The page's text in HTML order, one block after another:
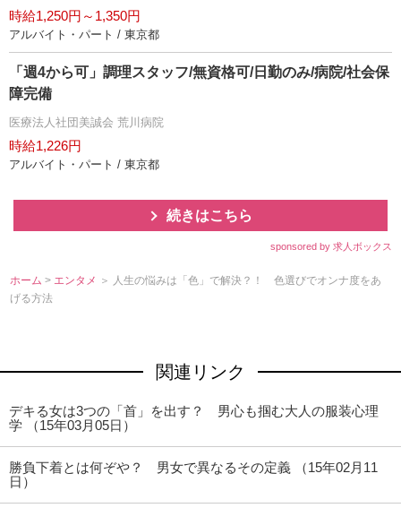
時給1,250円～1,350円
アルバイト・パート / 東京都
「週4から可」調理スタッフ/無資格可/日勤のみ/病院/社会保
障完備
医療法人社団美誠会 荒川病院
時給1,226円
アルバイト・パート / 東京都
続きはこちら
sponsored by 求人ボックス
ホーム > エンタメ ＞ 人生の悩みは「色」で解決？！ 色選びでオンナ度をあ
げる方法
関連リンク
デキる女は3つの「首」を出す？ 男心も掴む大人の服装心理
学 （15年03月05日）
勝負下着とは何ぞや？ 男女で異なるその定義 （15年02月11
日）